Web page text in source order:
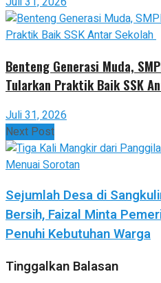
Benteng Generasi Muda,
Tularkan Praktik Baik SSK
Juli 31, 2026
Next Post
Sejumlah Desa di
Bersih, Faizal Minta
Penuhi Kebutuhan Warga
Tinggalkan Balasan